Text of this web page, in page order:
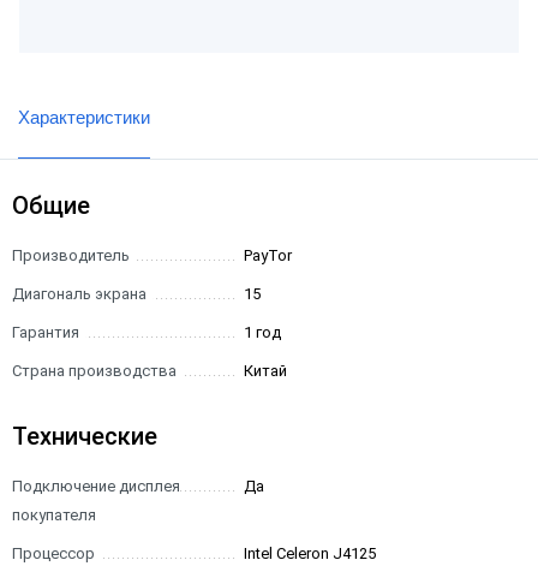
Характеристики
Общие
Производитель PayTor
Диагональ экрана 15
Гарантия 1 год
Страна производства Китай
Технические
Подключение дисплея
покупателя
Да
Процессор Intel Celeron J4125